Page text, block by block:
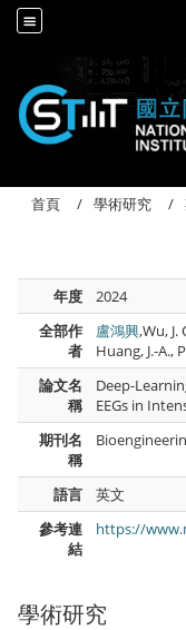
學術研究
首頁 學術研究
年度
2024
全部作
者
盧鴻興,Wu, J.
Huang, J.-A.,
論文名
稱
Deep-
EEGs in
期刊名
稱
語言
英文
參考連
結
https://